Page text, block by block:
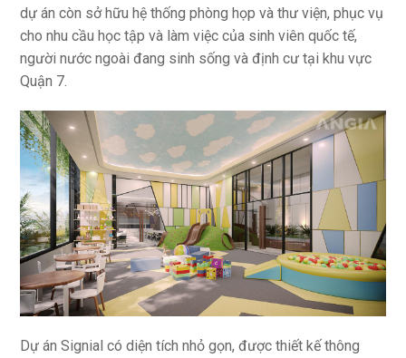
dự án còn sở hữu hệ thống phòng họp và thư viện, phục vụ
cho nhu cầu học tập và làm việc của sinh viên quốc tế,
người nước ngoài đang sinh sống và định cư tại khu vực
Quận 7.
Dự án Signial có diện tích nhỏ gọn, được thiết kế thông